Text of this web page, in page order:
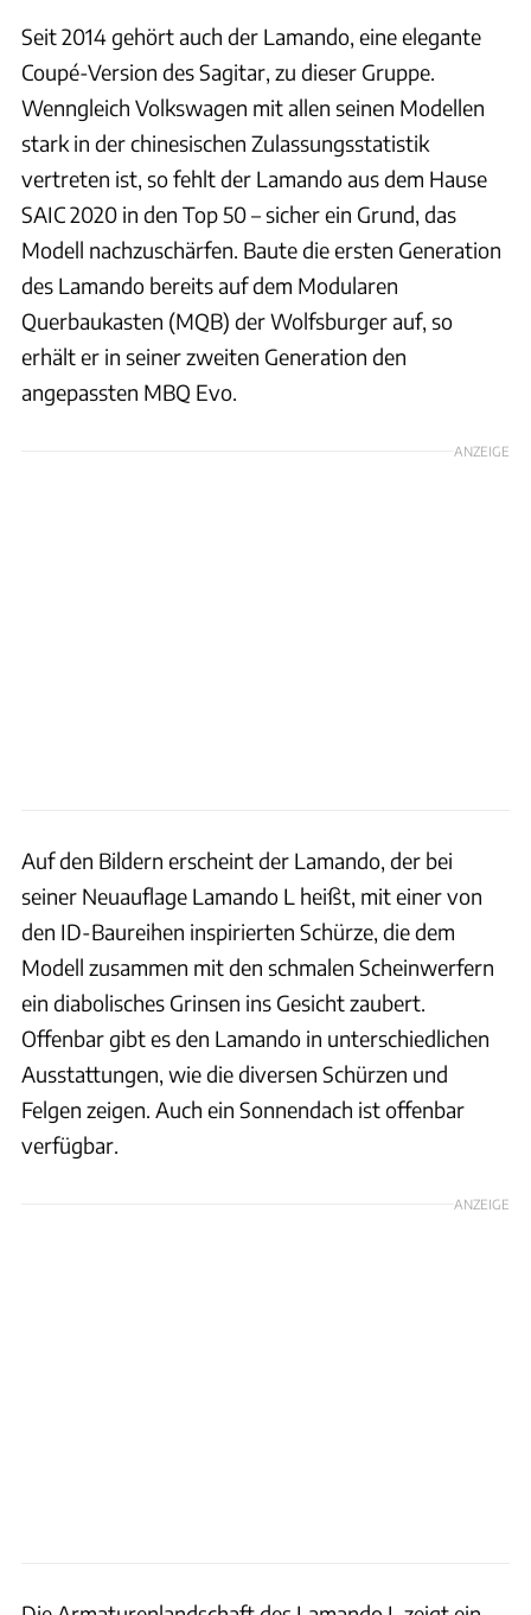
Seit 2014 gehört auch der Lamando, eine elegante
Coupé-Version des Sagitar, zu dieser Gruppe.
Wenngleich Volkswagen mit allen seinen Modellen
stark in der chinesischen Zulassungsstatistik
vertreten ist, so fehlt der Lamando aus dem Hause
SAIC 2020 in den Top 50 – sicher ein Grund, das
Modell nachzuschärfen. Baute die ersten Generation
des Lamando bereits auf dem Modularen
Querbaukasten (MQB) der Wolfsburger auf, so
erhält er in seiner zweiten Generation den
angepassten MBQ Evo.
ANZEIGE
Auf den Bildern erscheint der Lamando, der bei
seiner Neuauflage Lamando L heißt, mit einer von
den ID-Baureihen inspirierten Schürze, die dem
Modell zusammen mit den schmalen Scheinwerfern
ein diabolisches Grinsen ins Gesicht zaubert.
Offenbar gibt es den Lamando in unterschiedlichen
Ausstattungen, wie die diversen Schürzen und
Felgen zeigen. Auch ein Sonnendach ist offenbar
verfügbar.
ANZEIGE